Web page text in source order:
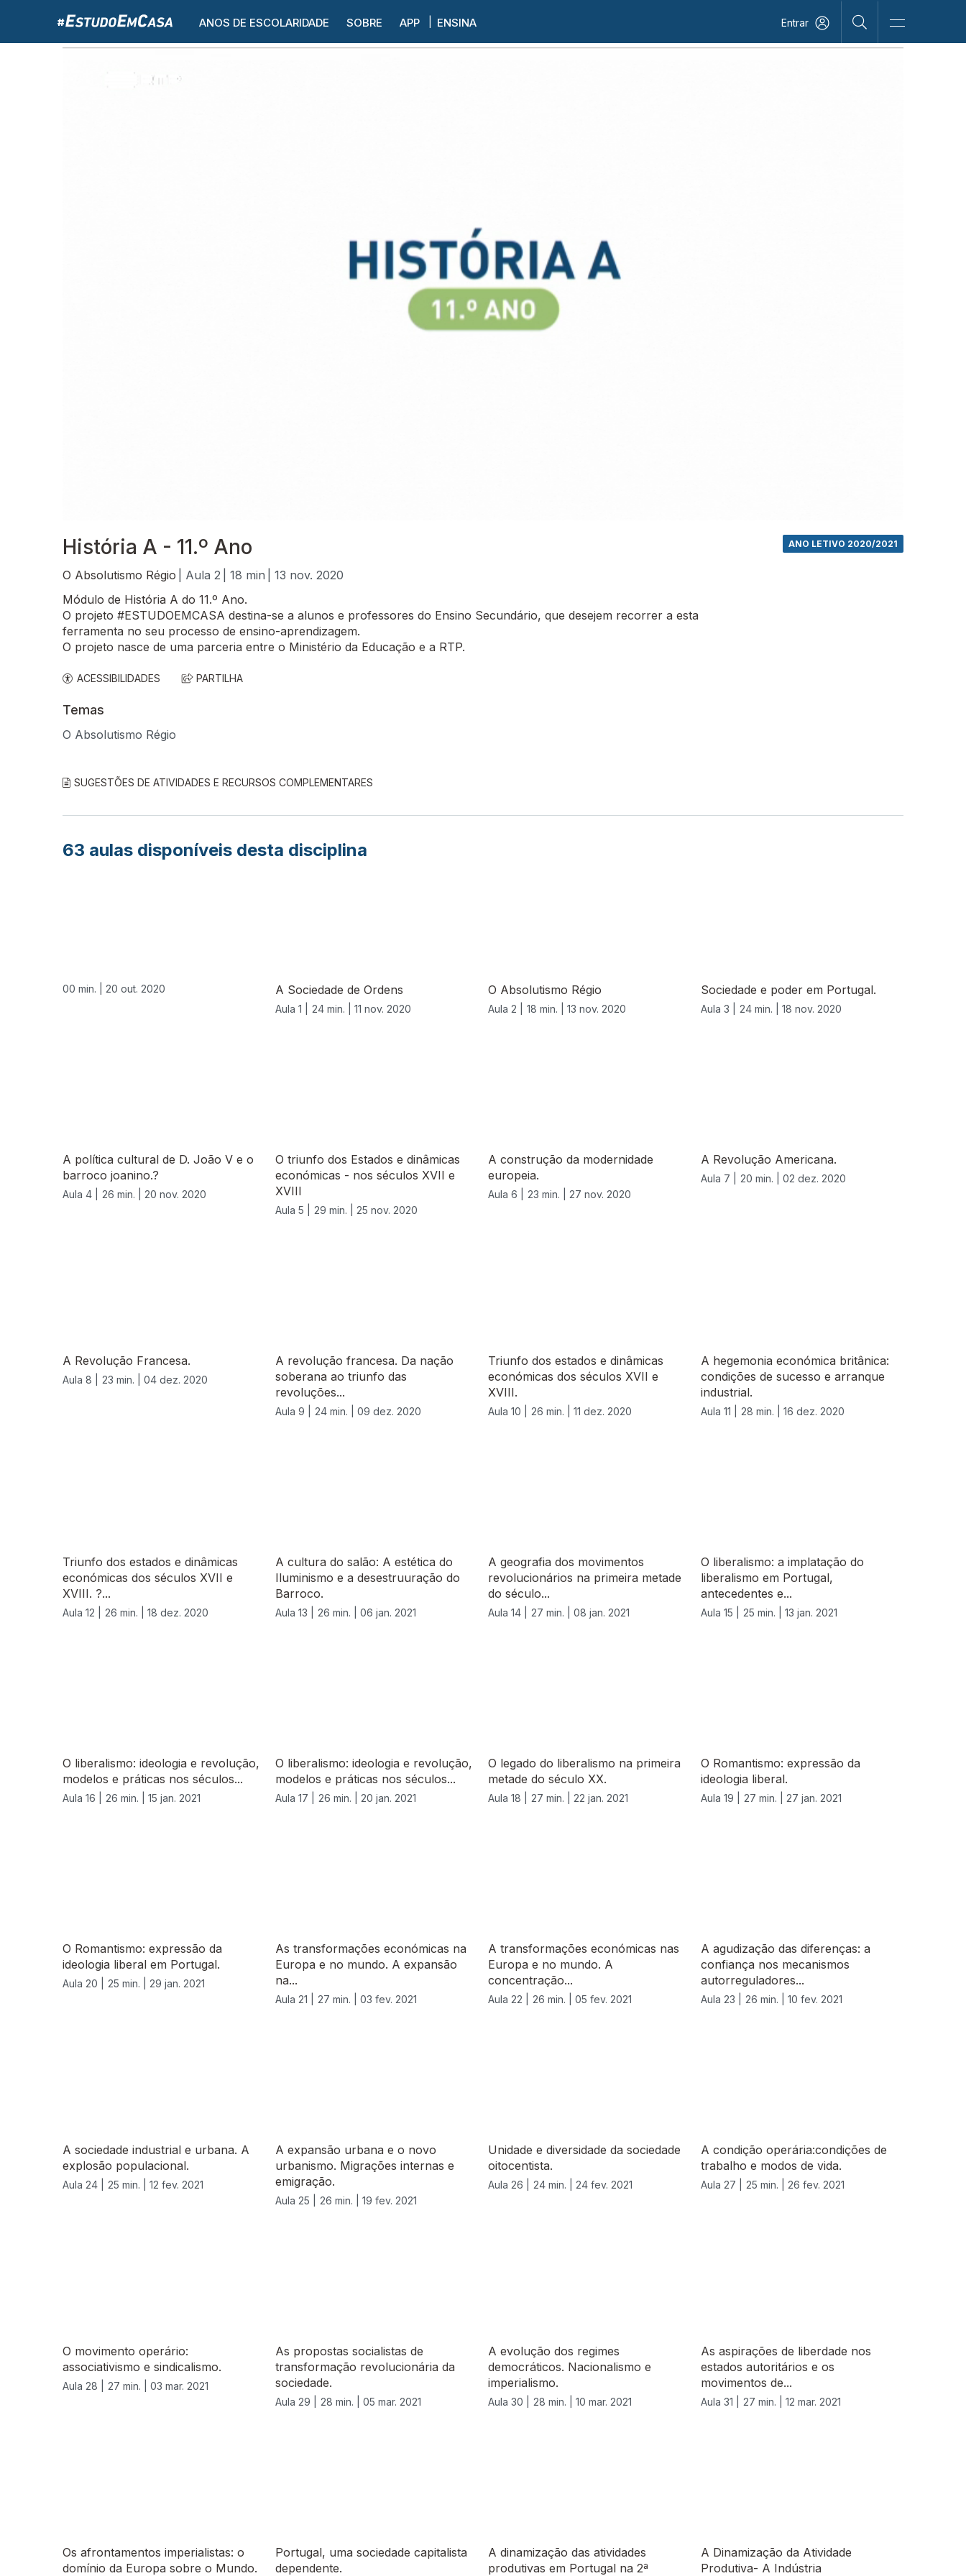
ANOS DE ESCOLARIDADE SOBRE APP ENSINA Entrar
História A - 11.º Ano
O Absolutismo Régio | Aula 2 | 18 min | 13 nov. 2020
ANO LETIVO 2020/2021
Módulo de História A do 11.º Ano.
O projeto #ESTUDOEMCASA destina-se a alunos e professores do Ensino Secundário, que desejem recorrer a esta
ferramenta no seu processo de ensino-aprendizagem.
O projeto nasce de uma parceria entre o Ministério da Educação e a RTP.
ACESSIBILIDADES PARTILHA
Temas
O Absolutismo Régio
SUGESTÕES DE ATIVIDADES E RECURSOS COMPLEMENTARES
63 aulas disponíveis desta disciplina
00 min. | 20 out. 2020 A Sociedade de Ordens
Aula 1 | 24 min. | 11 nov. 2020
O Absolutismo Régio
Aula 2 | 18 min. | 13 nov. 2020
Sociedade e poder em Portugal.
Aula 3 | 24 min. | 18 nov. 2020
A política cultural de D. João V e o
barroco joanino.?
Aula 4 | 26 min. | 20 nov. 2020
O triunfo dos Estados e dinâmicas
económicas - nos séculos XVII e
XVIII
Aula 5 | 29 min. | 25 nov. 2020
A construção da modernidade
europeia.
Aula 6 | 23 min. | 27 nov. 2020
A Revolução Americana.
Aula 7 | 20 min. | 02 dez. 2020
A Revolução Francesa.
Aula 8 | 23 min. | 04 dez. 2020
A revolução francesa. Da nação
soberana ao triunfo das
revoluções...
Aula 9 | 24 min. | 09 dez. 2020
Triunfo dos estados e dinâmicas
económicas dos séculos XVII e
XVIII.
Aula 10 | 26 min. | 11 dez. 2020
A hegemonia económica britânica:
condições de sucesso e arranque
industrial.
Aula 11 | 28 min. | 16 dez. 2020
Triunfo dos estados e dinâmicas
económicas dos séculos XVII e
XVIII. ?...
Aula 12 | 26 min. | 18 dez. 2020
A cultura do salão: A estética do
Iluminismo e a desestruuração do
Barroco.
Aula 13 | 26 min. | 06 jan. 2021
A geografia dos movimentos
revolucionários na primeira metade
do século...
Aula 14 | 27 min. | 08 jan. 2021
O liberalismo: a implatação do
liberalismo em Portugal,
antecedentes e...
Aula 15 | 25 min. | 13 jan. 2021
O liberalismo: ideologia e revolução,
modelos e práticas nos séculos...
Aula 16 | 26 min. | 15 jan. 2021
O liberalismo: ideologia e revolução,
modelos e práticas nos séculos...
Aula 17 | 26 min. | 20 jan. 2021
O legado do liberalismo na primeira
metade do século XX.
Aula 18 | 27 min. | 22 jan. 2021
O Romantismo: expressão da
ideologia liberal.
Aula 19 | 27 min. | 27 jan. 2021
O Romantismo: expressão da
ideologia liberal em Portugal.
Aula 20 | 25 min. | 29 jan. 2021
As transformações económicas na
Europa e no mundo. A expansão
na...
Aula 21 | 27 min. | 03 fev. 2021
A transformações económicas nas
Europa e no mundo. A
concentração...
Aula 22 | 26 min. | 05 fev. 2021
A agudização das diferenças: a
confiança nos mecanismos
autorreguladores...
Aula 23 | 26 min. | 10 fev. 2021
A sociedade industrial e urbana. A
explosão populacional.
Aula 24 | 25 min. | 12 fev. 2021
A expansão urbana e o novo
urbanismo. Migrações internas e
emigração.
Aula 25 | 26 min. | 19 fev. 2021
Unidade e diversidade da sociedade
oitocentista.
Aula 26 | 24 min. | 24 fev. 2021
A condição operária:condições de
trabalho e modos de vida.
Aula 27 | 25 min. | 26 fev. 2021
O movimento operário:
associativismo e sindicalismo.
Aula 28 | 27 min. | 03 mar. 2021
As propostas socialistas de
transformação revolucionária da
sociedade.
Aula 29 | 28 min. | 05 mar. 2021
A evolução dos regimes
democráticos. Nacionalismo e
imperialismo.
Aula 30 | 28 min. | 10 mar. 2021
As aspirações de liberdade nos
estados autoritários e os
movimentos de...
Aula 31 | 27 min. | 12 mar. 2021
Os afrontamentos imperialistas: o
domínio da Europa sobre o Mundo.
Portugal, uma sociedade capitalista
dependente.
A dinamização das atividades
produtivas em Portugal na 2ª
A Dinamização da Atividade
Produtiva- A Indústria